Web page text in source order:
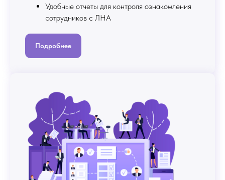
Удобные отчеты для контроля ознакомления
сотрудников с ЛНА
Подробнее